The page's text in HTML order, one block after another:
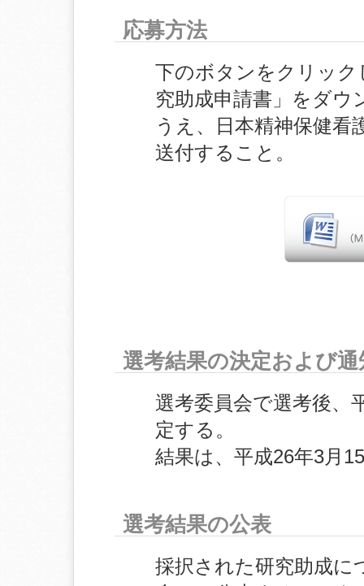
応募方法
下のボタンをクリック
究助成申請書」をダウ
うえ、日本精神保健看
送付すること。
選考結果の決定および通
選考委員会で選考後、
定する。
結果は、平成26年3月
選考結果の公表
採択された研究助成に